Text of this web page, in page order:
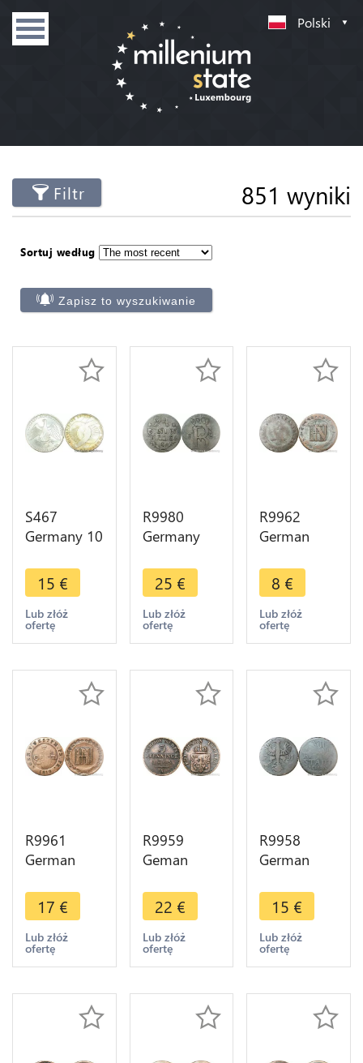
Polski
Filtr 851 wyniki
Sortuj według
Zapisz to wyszukiwanie
S467
Germany 10
Olympiades
Munich
1972 D
Silver UNC -
offer
15 €
Lub złóż
ofertę
R9980
Germany
1/24 Thaler
Friedrich II
1783 A
Silver ->
25 €
Lub złóż
ofertę
R9962
German
Westphalia
2 Centimes
Jérôme
Bonaparte
Cassel
8 €
Lub złóż
ofertę
R9961
German
Westphalia
3 Centimes
Jérôme
Bonaparte
Cassel
17 €
Lub złóż
ofertę
R9959
Geman
Pfenninge
Wilhelm I
1865 A
Berlin ->
22 €
Lub złóż
ofertę
R9958
German
Aachen 12
Heller 1791
-> Make
Offer
15 €
Lub złóż
ofertę